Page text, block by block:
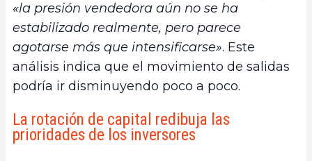
«la presión vendedora aún no se ha
estabilizado realmente, pero parece
agotarse más que intensificarse». Este
análisis indica que el movimiento de salidas
podría ir disminuyendo poco a poco.
La rotación de capital redibuja las
prioridades de los inversores